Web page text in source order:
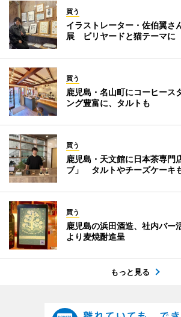
買う
イラストレーター・佐伯翼さ
展 ビリヤードと猫テーマに
買う
鹿児島・名山町にコーヒー
ング豊富に、タルトも
買う
鹿児島・天文館に日本茶専門
ブ」 タルトやチーズケーキ
買う
鹿児島の浜田酒造、社内バ
より麦焼酎進呈
もっと見る